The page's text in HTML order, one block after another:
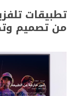
تطبيقات
من تصميم